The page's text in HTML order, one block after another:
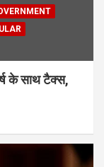
के साथ टैक्स,